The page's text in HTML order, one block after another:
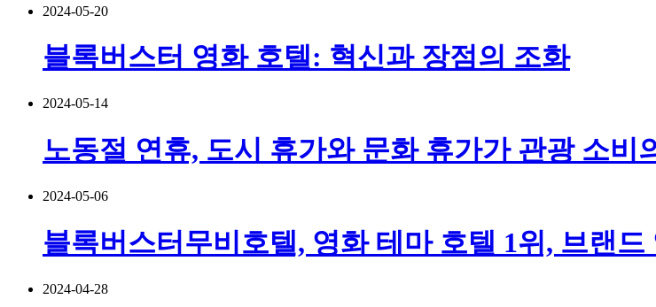
2024-05-20
블록버스터 영화 호텔: 혁신과 장점의 조화
2024-05-14
노동절 연휴, 도시 휴가와 문화 휴가가 관광 소비
2024-05-06
블록버스터무비호텔, 영화 테마 호텔 1위, 브랜
2024-04-28